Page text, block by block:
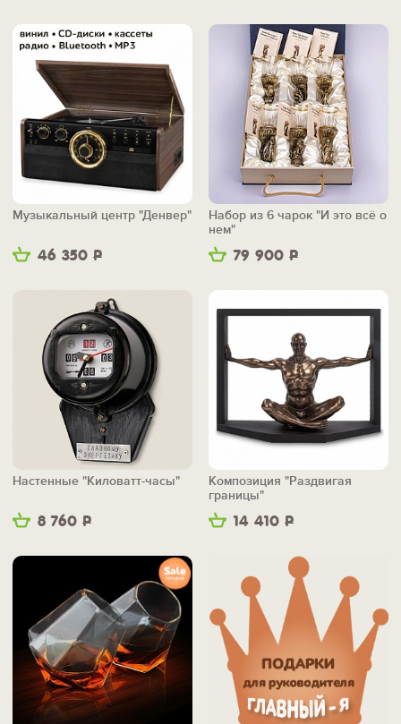
46 350 Р
Музыкальный центр "Денвер"
79 900 Р
Набор из 6 чарок "И это всё о
нем"
8 760 Р
Настенные "Киловатт-часы"
14 410 Р
Композиция "Раздвигая
границы"